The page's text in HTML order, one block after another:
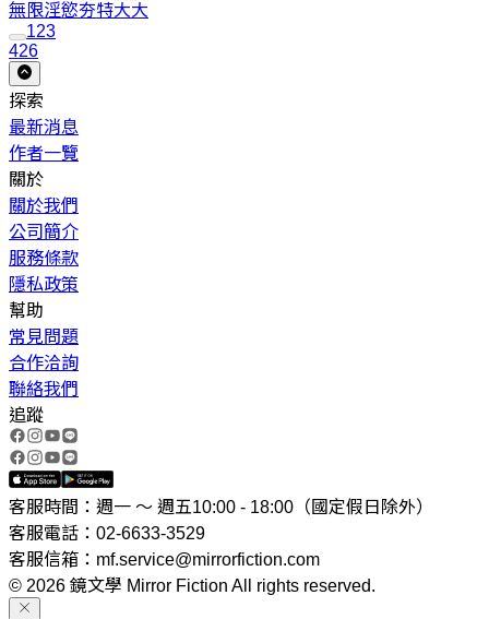
無限淫慾夯特大大
123
426
探索
最新消息
作者一覽
關於
關於我們
公司簡介
服務條款
隱私政策
幫助
常見問題
合作洽詢
聯絡我們
追蹤
客服時間：週一 ～ 週五10:00 - 18:00（國定假日除外）
客服電話：02-6633-3529
客服信箱：mf.service@mirrorfiction.com
© 2026 鏡文學 Mirror Fiction All rights reserved.